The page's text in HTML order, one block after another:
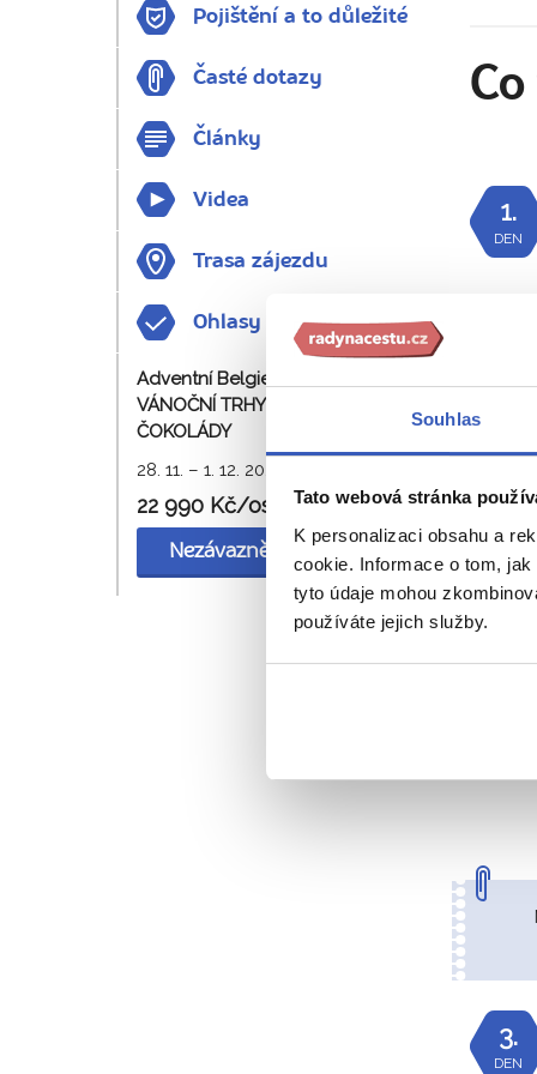
Souhlas
Tato webová stránka
K personalizaci obsahu a
cookie. Informace o tom,
tyto údaje mohou
používáte jejich služby.
Pojištění a to důležité
Časté dotazy
Články
Videa
Trasa zájezdu
Ohlasy
Adventní Belgie + TRADIČNÍ
VÁNOČNÍ TRHY + MUZEUM
ČOKOLÁDY
28. 11. – 1. 12. 2026
22 990 Kč/os.
Nezávazně rezervovat
1.
DEN
DEN
3.
DEN